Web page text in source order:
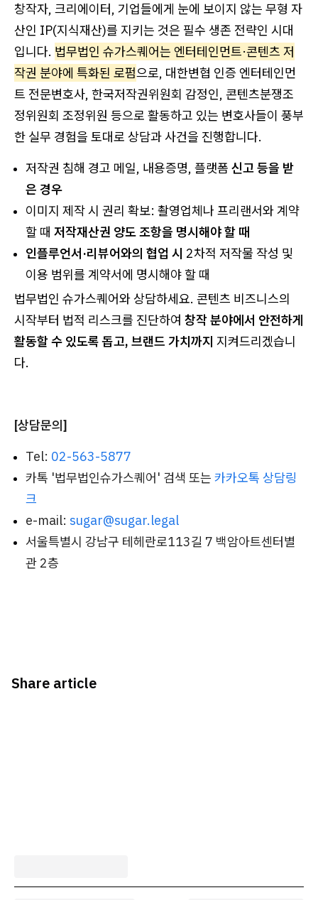
창작자, 크리에이터, 기업들에게 눈에 보이지 않는 무형 자
산인 IP(지식재산)를 지키는 것은 필수 생존 전략인 시대
입니다. 법무법인 슈가스퀘어는 엔터테인먼트·콘텐츠 저
작권 분야에 특화된 로펌으로, 대한변협 인증 엔터테인먼
트 전문변호사, 한국저작권위원회 감정인, 콘텐츠분쟁조
정위원회 조정위원 등으로 활동하고 있는 변호사들이 풍부
한 실무 경험을 토대로 상담과 사건을 진행합니다.
저작권 침해 경고 메일, 내용증명, 플랫폼 신고 등을 받
은 경우
이미지 제작 시 권리 확보: 촬영업체나 프리랜서와 계약
할 때 저작재산권 양도 조항을 명시해야 할 때
인플루언서·리뷰어와의 협업 시 2차적 저작물 작성 및
이용 범위를 계약서에 명시해야 할 때
법무법인 슈가스퀘어와 상담하세요. 콘텐츠 비즈니스의
시작부터 법적 리스크를 진단하여 창작 분야에서 안전하게
활동할 수 있도록 돕고, 브랜드 가치까지 지켜드리겠습니
다.
[상담문의]
Tel: 02-563-5877
카톡 '법무법인슈가스퀘어' 검색 또는 카카오톡 상담링
크
e-mail: sugar@sugar.legal
서울특별시 강남구 테헤란로113길 7 백암아트센터별
관 2층
Share article